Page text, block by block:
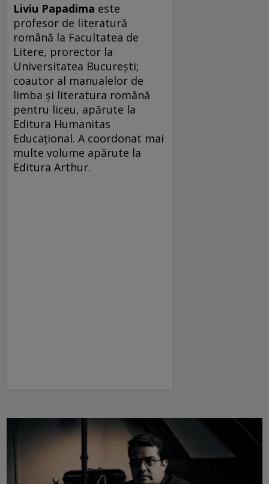
Liviu Papadima este
profesor de literatură
română la Facultatea de
Litere, prorector la
Universitatea Bucureşti;
coautor al manualelor de
limba şi literatura română
pentru liceu, apărute la
Editura Humanitas
Educaţional. A coordonat mai
multe volume apărute la
Editura Arthur.